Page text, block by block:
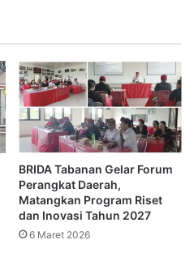
BRIDA Tabanan Gelar Forum
Perangkat Daerah,
Matangkan Program Riset
dan Inovasi Tahun 2027
6 Maret 2026